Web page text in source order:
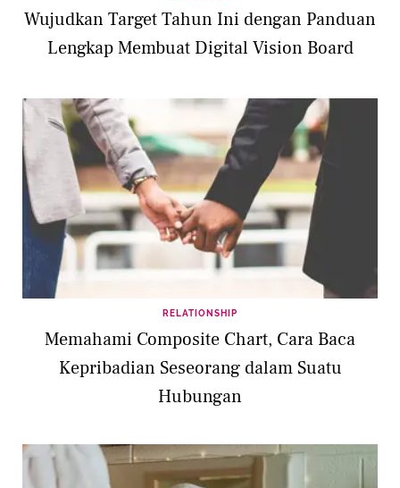
Wujudkan Target Tahun Ini dengan Panduan
Lengkap Membuat Digital Vision Board
RELATIONSHIP
Memahami Composite Chart, Cara Baca
Kepribadian Seseorang dalam Suatu
Hubungan